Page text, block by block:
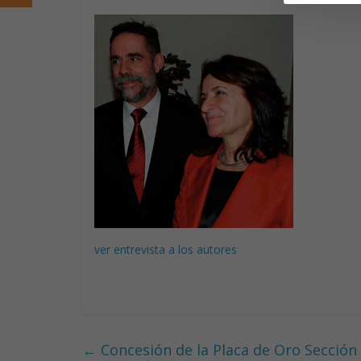
ver entrevista a los autores
← Concesión de la Placa de Oro